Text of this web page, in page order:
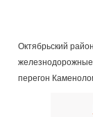
Октябрьский район
перегон